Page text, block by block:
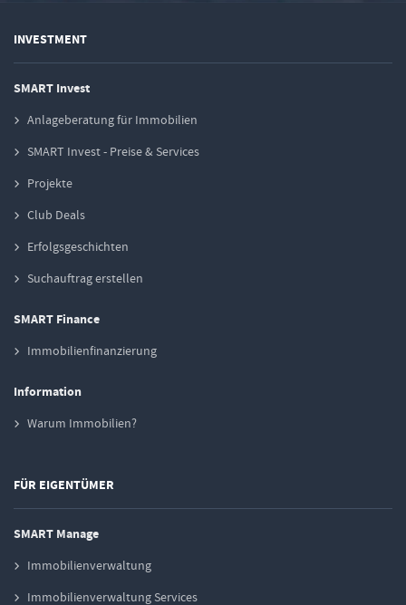
INVESTMENT
SMART Invest
Anlageberatung für Immobilien
SMART Invest - Preise & Services
Projekte
Club Deals
Erfolgsgeschichten
Suchauftrag erstellen
SMART Finance
Immobilienfinanzierung
Information
Warum Immobilien?
FÜR EIGENTÜMER
SMART Manage
Immobilienverwaltung
Immobilienverwaltung Services